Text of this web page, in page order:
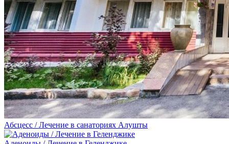
Абсцесс / Лечение в санаториях Алушты